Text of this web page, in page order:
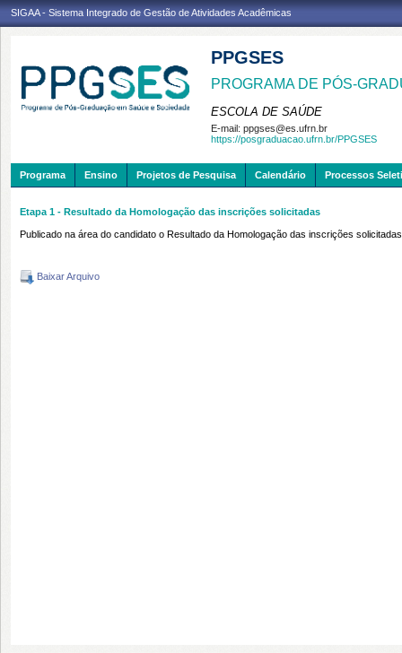
SIGAA - Sistema Integrado de Gestão de Atividades Acadêmicas
PPGSES
PROGRAMA DE PÓS-
ESCOLA DE SAÚDE
E-mail: ppgses@es.ufrn.br
https://posgraduacao.ufrn.br/PPGSES
Programa Ensino Projetos de Pesquisa Calendário Processos
Etapa 1 - Resultado da Homologação das inscrições solicitadas
Publicado na área do candidato o Resultado da Homologação das inscrições
Baixar Arquivo